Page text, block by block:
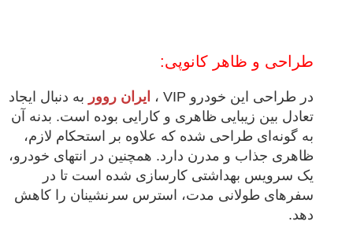
طراحی و ظاهر کانوپی:
در طراحی این خودرو VIP ، ایران رووربه دنبال ایجاد
تعادل بین زیبایی ظاهری و کارایی بوده است. بدنه آن
به گونه‌ای طراحی شده که علاوه بر استحکام لازم،
ظاهری جذاب و مدرن دارد. همچنین در انتهای خودرو،
یک سرویس بهداشتی کارسازی شده است تا در
سفرهای طولانی مدت، استرس سرنشینان را کاهش
دهد.